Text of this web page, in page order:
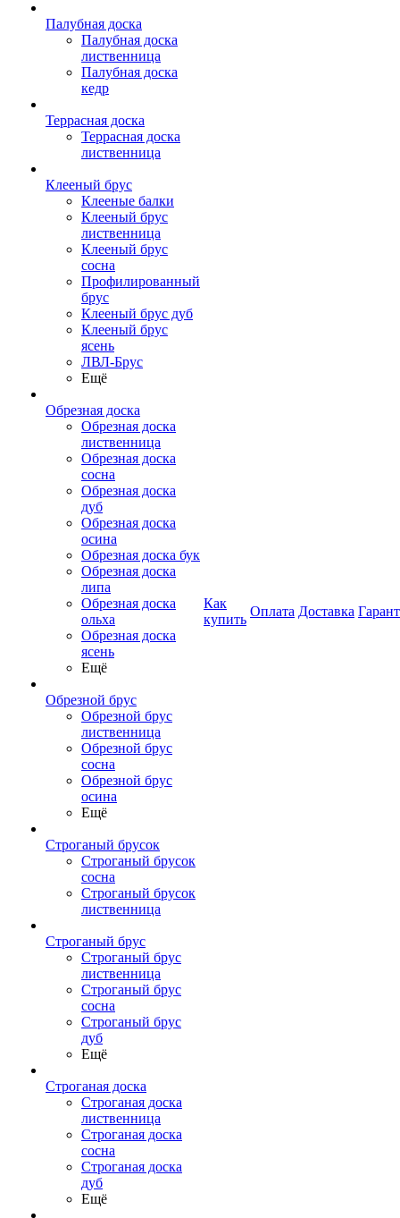
Палубная доска
Палубная доска
лиственница
Палубная доска
кедр
Террасная доска
Террасная доска
лиственница
Клееный брус
Клееные балки
Клееный брус
лиственница
Клееный брус
сосна
Профилированный
брус
Клееный брус дуб
Клееный брус
ясень
ЛВЛ-Брус
Ещё
Обрезная доска
Обрезная доска
лиственница
Обрезная доска
сосна
Обрезная доска
дуб
Обрезная доска
осина
Обрезная доска бук
Обрезная доска
липа
Обрезная доска
ольха
Обрезная доска
ясень
Ещё
Обрезной брус
Обрезной брус
лиственница
Обрезной брус
сосна
Обрезной брус
осина
Ещё
Строганый брусок
Строганый брусок
сосна
Строганый брусок
лиственница
Строганый брус
Строганый брус
лиственница
Строганый брус
сосна
Строганый брус
дуб
Ещё
Строганая доска
Строганая доска
лиственница
Строганая доска
сосна
Строганая доска
дуб
Ещё
Как
купить
Оплата Доставка